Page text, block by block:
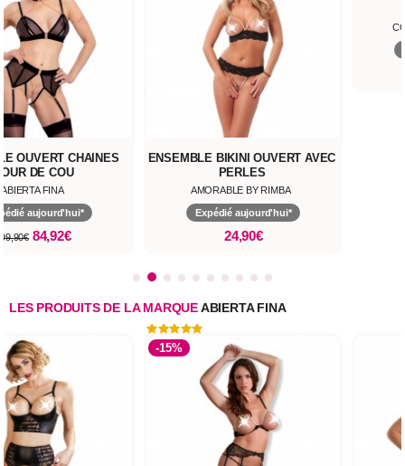
OUVERT CHAINES
DE COU
ABIERTA FINA
aujourd'hui*
99,90€ 84,92€
ENSEMBLE BIKINI OUVERT AVEC
PERLES
AMORABLE BY RIMBA
Expédié aujourd'hui*
24,90€
LES PRODUITS DE LA MARQUEABIERTA FINA
-15%